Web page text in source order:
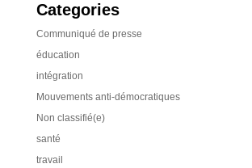
Categories
Communiqué de presse
éducation
intégration
Mouvements anti-démocratiques
Non classifié(e)
santé
travail